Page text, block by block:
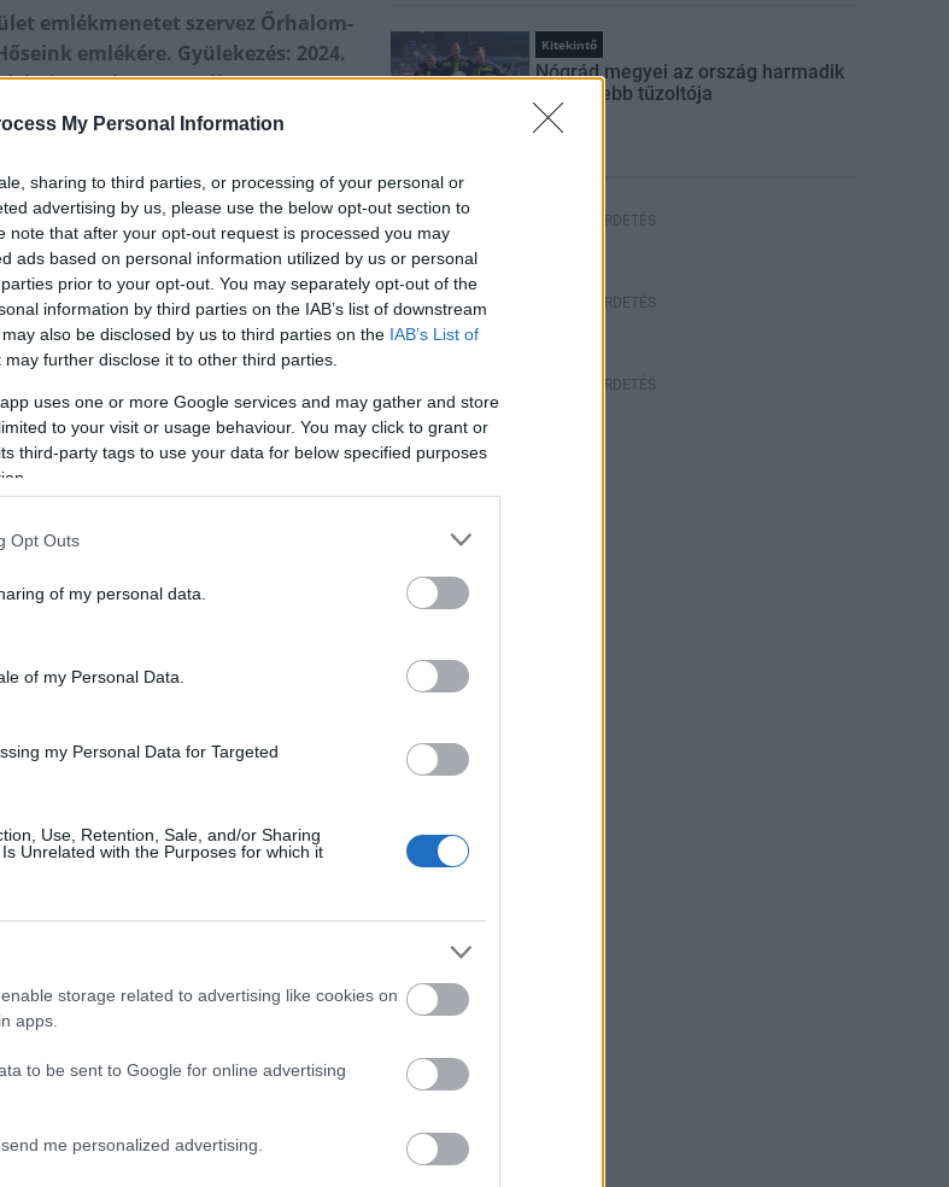
My Personal Information
sharing to third parties, or processing of your personal or
advertising by us, please use the below opt-out section to
note that after your opt-out request is processed you may
ads based on personal information utilized by us or personal
prior to your opt-out. You may separately opt-out of the
information by third parties on the IAB’s list of downstream
also be disclosed by us to third parties on the IAB’s List of
may further disclose it to other third parties.
uses one or more Google services and may gather and store
to your visit or usage behaviour. You may click to grant or
third-party tags to use your data for below specified purposes
Opt Outs
of my personal data.
of my Personal Data.
my Personal Data for Targeted
Use, Retention, Sale, and/or Sharing
Unrelated with the Purposes for which it
storage related to advertising like cookies on
apps.
to be sent to Google for online advertising
me personalized advertising.
emlékmenetet szervez Őrhalom-
emlékére. Gyülekezés: 2024.
Sportközpontnál.
Kitekintő
Nógrád megyei az ország harmadik
legerősebb tűzoltója
HIRDETÉS
HIRDETÉS
HIRDETÉS